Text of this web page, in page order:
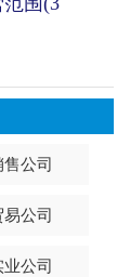
售公司
易公司
业公司